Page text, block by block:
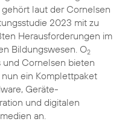
laut der Cornelsen
2023 mit zu
Herausforderungen im
Bildungswesen. O2
und Cornelsen bieten
ein Komplettpaket
Geräte-
und digitalen
an.